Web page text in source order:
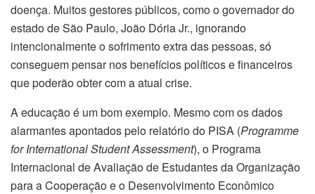
doença. Muitos gestores públicos, como o governador do
estado de São Paulo, João Dória Jr., ignorando
intencionalmente o sofrimento extra das pessoas, só
conseguem pensar nos benefícios políticos e financeiros
que poderão obter com a atual crise.
A educação é um bom exemplo. Mesmo com os dados
alarmantes apontados pelo relatório do PISA (Programme
for International Student Assessment), o Programa
Internacional de Avaliação de Estudantes da Organização
para a Cooperação e o Desenvolvimento Econômico